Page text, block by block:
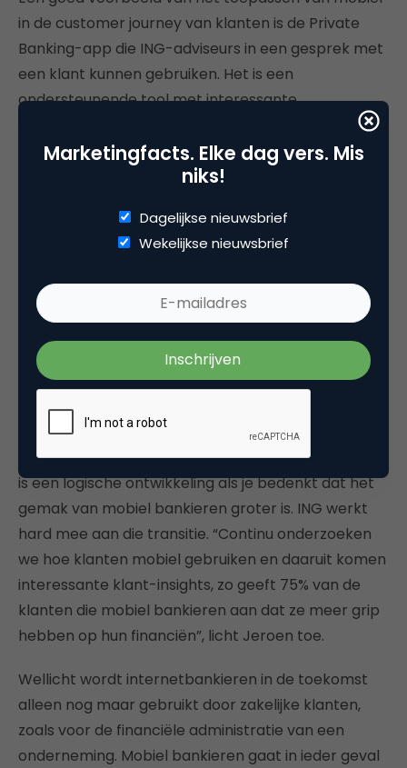
in de customer journey van klanten is de Private
Banking-app die ING-adviseurs in een gesprek met
een klant kunnen gebruiken. Het is een
ondersteunende tool met interessante
interactieve adviesmodellen, et cetera. Aan het
eind van het gesprek kan de adviseur vanuit de app
sturen. “Met deze app werkt de adviseur echt
samen met de klant”, aldus Johan. “Er staat geen
klant zitten naast elkaar (red.: het zogeheten
screen bouncing). Het gesprek wordt er relevanter
en persoonlijker door.”
Mobiel bankieren verdringt internet bankieren
Bij alle banken neemt het gebruik van mobiel
bankieren toe ten koste van internetbankieren. Dat
is een logische ontwikkeling als je bedenkt dat het
gemak van mobiel bankieren groter is. ING werkt
hard mee aan die transitie. “Continu onderzoeken
we hoe klanten mobiel gebruiken en daaruit komen
interessante klant-insights, zo geeft 75% van de
klanten die mobiel bankieren aan dat ze meer grip
hebben op hun financiën”, licht Jeroen toe.
Wellicht wordt internetbankieren in de toekomst
alleen nog maar gebruikt door zakelijke klanten,
zoals voor de financiële administratie van een
onderneming. Mobiel bankieren gaat in ieder geval
Marketingfacts. Elke dag vers. Mis
niks!
Dagelijkse nieuwsbrief
Wekelijkse nieuwsbrief